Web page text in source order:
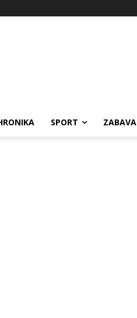
SPORT ZABAVA